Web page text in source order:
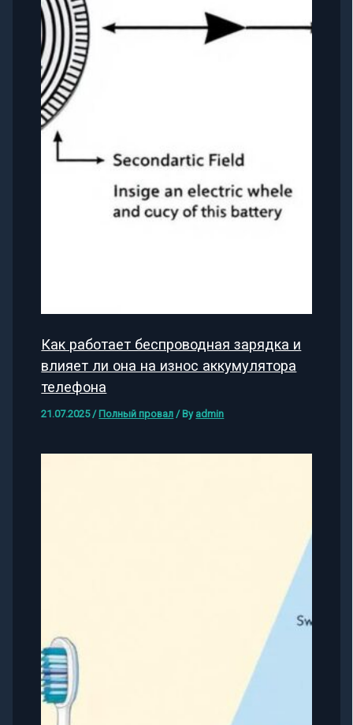
Как работает беспроводная зарядка и
влияет ли она на износ аккумулятора
телефона
21.07.2025/ Полный провал / By admin